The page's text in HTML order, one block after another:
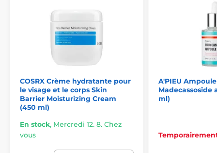
COSRX Crème hydratante pour
le visage et le corps Skin
Barrier Moisturizing Cream
(450 ml)
En stock, Mercredi 12. 8. Chez
vous
A'PIEU
Madecassoside
ml)